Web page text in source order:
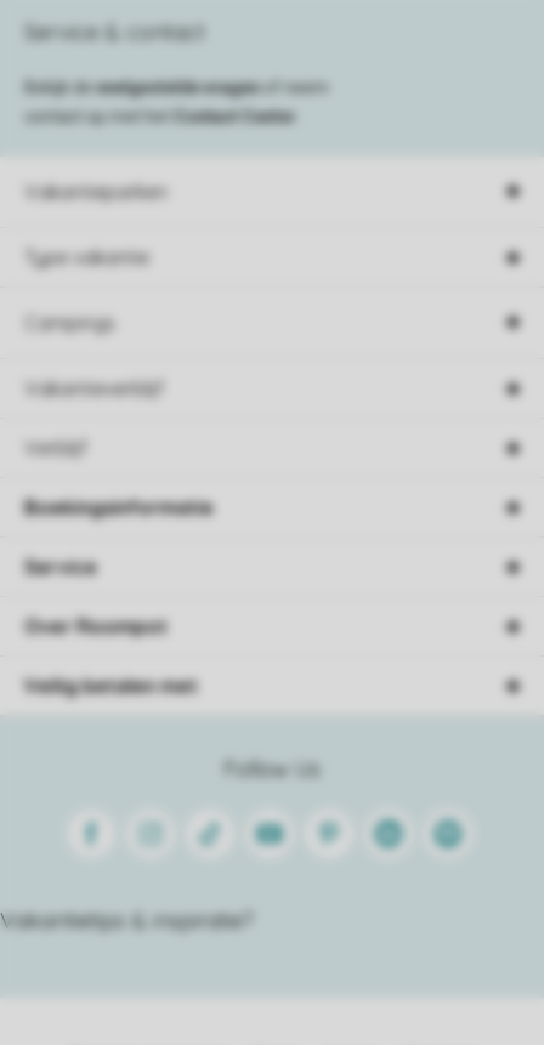
Vakantieparken
Type vakantie
Campings
Vakantieverblijf
Verblijf
Service & contact
Bekijk de veelgestelde vragen
of neem
contact op met het
Contact Center
Follow Us
FacebookInstagram
Tiktok Youtube PinterestLinkedinSpotify
Vakantietips & inspiratie?
Boekingsinformatie
Service
Over Roompot
Veilig betalen met